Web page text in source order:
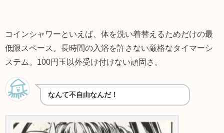
コインシャワーといえば、体を洗い着替えるためだけの最
低限スペース。長時間の入浴を許さない厳格なタイマーシ
ステム。100円玉以外受け付けない頑固さ。
なんて不自由なんだ！